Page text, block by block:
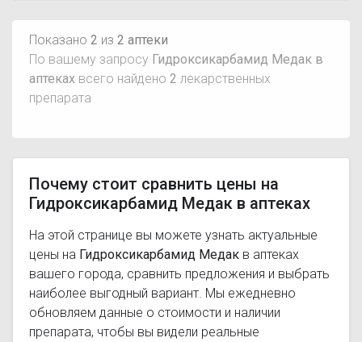
Показано 2 из 2 аптеки
По вашему запросу Гидроксикарбамид Медак в
аптеках всего найдено 2 лекарственных
препарата
Почему стоит сравнить цены на
Гидроксикарбамид Медак в аптеках
На этой странице вы можете узнать актуальные
цены на Гидроксикарбамид Медак в аптеках
вашего города, сравнить предложения и выбрать
наиболее выгодный вариант. Мы ежедневно
обновляем данные о стоимости и наличии
препарата, чтобы вы видели реальные